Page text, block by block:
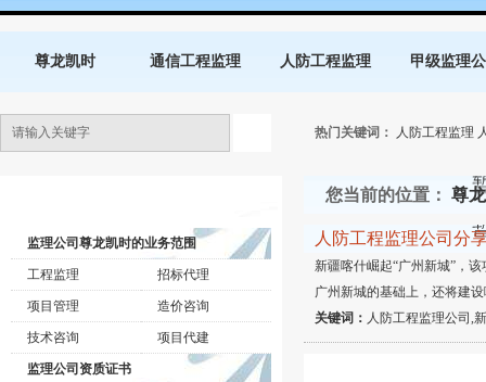
尊龙凯时 通信工程监理 人防工程监理 甲级监理
热门关键词： 人防工程监理
监理公司尊龙凯时的业务范围
工程监理 招标代理
项目管理 造价咨询
技术咨询 项目代建
监理公司资质证书
您当前的位置： 尊
人防工程监理公司分
新疆喀什崛起“广州新城”，
广州新城的基础上，还将建
关键词： 人防工程监理公司,